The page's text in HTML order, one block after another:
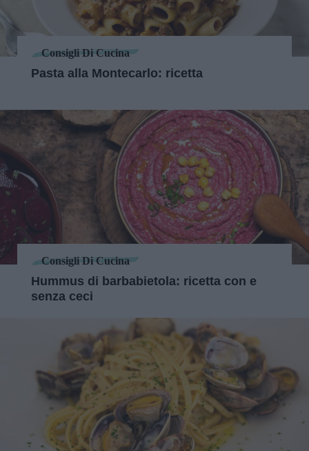
Consigli Di Cucina
Pasta alla Montecarlo: ricetta
Consigli Di Cucina
Hummus di barbabietola: ricetta con e
senza ceci